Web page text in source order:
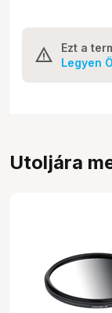
Ezt a
Legyen
Utoljára